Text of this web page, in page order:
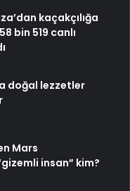
kaçakçılığa
bin 519 canlı
doğal lezzetler
Mars
insan” kim?